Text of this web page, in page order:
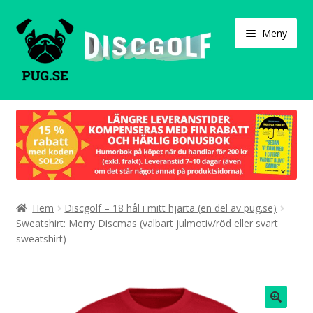
Hoppa
till
navigering
Hoppa
till
innehåll
Meny
Varukorg
Våra produkter
Designa själv!
Böcker
Populärt
Hem
Discgolf – 18 hål i mitt hjärta (en del av pug.se)
Sweatshirt: Merry Discmas (valbart julmotiv/röd eller svart
sweatshirt)